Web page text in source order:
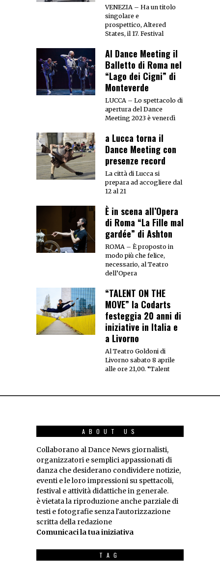
VENEZIA – Ha un titolo
singolare e
prospettico, Altered
States, il 17. Festival
Al Dance Meeting il
Balletto di Roma nel
“Lago dei Cigni” di
Monteverde
LUCCA – Lo spettacolo di
apertura del Dance
Meeting 2023 è venerdì
a Lucca torna il
Dance Meeting con
presenze record
La città di Lucca si
prepara ad accogliere dal
12 al 21
È in scena all’Opera
di Roma “La Fille mal
gardée” di Ashton
ROMA – È proposto in
modo più che felice,
necessario, al Teatro
dell’Opera
“TALENT ON THE
MOVE” la Codarts
festeggia 20 anni di
iniziative in Italia e
a Livorno
Al Teatro Goldoni di
Livorno sabato 8 aprile
alle ore 21,00. “Talent
ABOUT US
Collaborano al Dance News giornalisti,
organizzatori e semplici appassionati di
danza che desiderano condividere notizie,
eventi e le loro impressioni su spettacoli,
festival e attività didattiche in generale.
è vietata la riproduzione anche parziale di
testi e fotografie senza l'autorizzazione
scritta della redazione
Comunicaci la tua iniziativa
TAG